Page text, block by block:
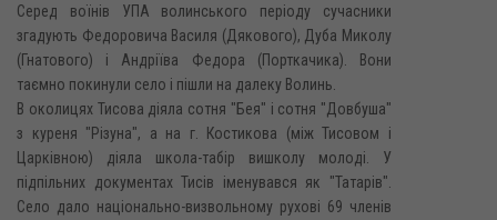
Серед воїнів УПА волинського періоду сучасники
згадують Федоровича Василя (Дякового), Дуба Миколу
(Гнатового) і Андріїва Федора (Порткачика). Вони
таємно покинули село і пішли на далеку Волинь.
В околицях Тисова діяла сотня "Бея" і сотня "Довбуша"
з куреня "Різуна", а на г. Костикова (між Тисовом і
Царківною) діяла школа-табір вишколу молоді. У
підпільних документах Тисів іменувався як "Татарів".
Село дало національно-визвольному рухові 69 членів